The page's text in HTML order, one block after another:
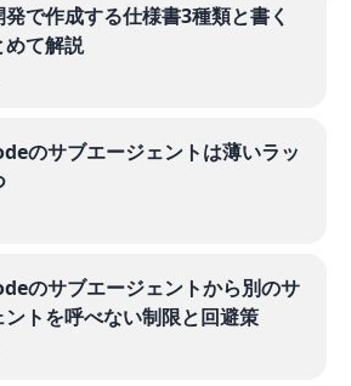
で作成する仕様書3種類と書く
めて解説
のサブエージェントは薄いラッ
のサブエージェントから別のサ
ントを呼べない制限と回避策